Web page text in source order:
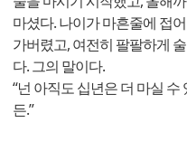
마셨다. 나이가 마흔줄에 접
가버렸고, 여전히 팔팔하게
다. 그의 말이다.
“넌 아직도 십년은 더 마실
든.”